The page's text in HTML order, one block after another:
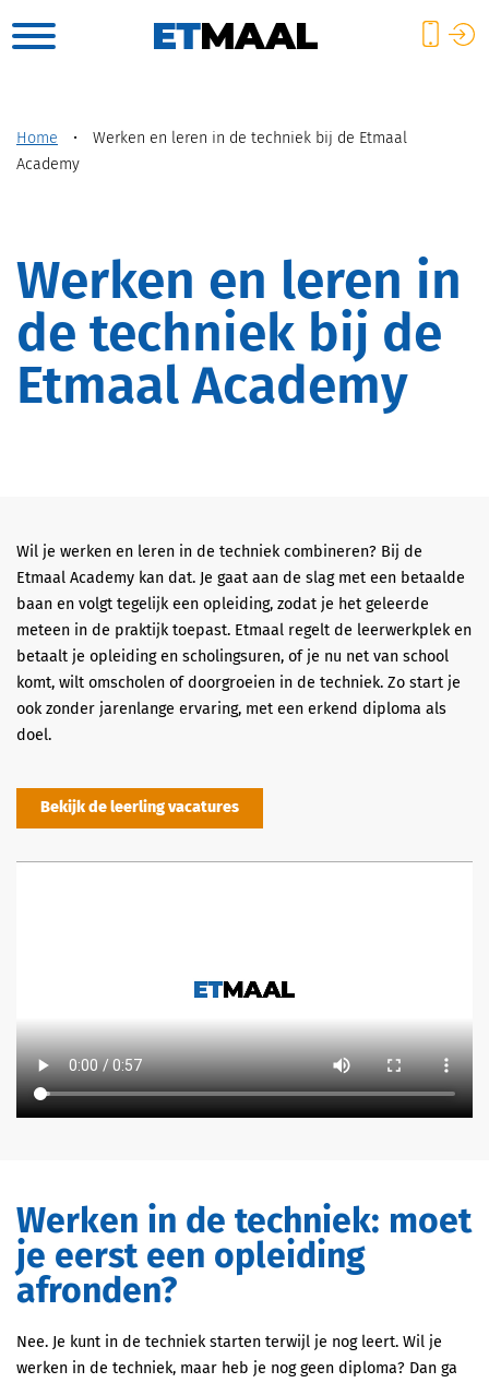
Home •
Werken en leren in de techniek bij de Etmaal
Academy
Werken en leren in
de techniek bij de
Etmaal Academy
Wil je werken en leren in de techniek combineren? Bij de
Etmaal Academy kan dat. Je gaat aan de slag met een betaalde
baan en volgt tegelijk een opleiding, zodat je het geleerde
meteen in de praktijk toepast. Etmaal regelt de leerwerkplek en
betaalt je opleiding en scholingsuren, of je nu net van school
komt, wilt omscholen of doorgroeien in de techniek. Zo start je
ook zonder jarenlange ervaring, met een erkend diploma als
doel.
Bekijk de leerling vacatures
Werken in de techniek: moet
je eerst een opleiding
afronden?
Nee. Je kunt in de techniek starten terwijl je nog leert. Wil je
werken in de techniek, maar heb je nog geen diploma? Dan ga